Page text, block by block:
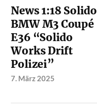
News 1:18 Solido
BMW M3 Coupé
E36 “Solido
Works Drift
Polizei”
7. März 2025